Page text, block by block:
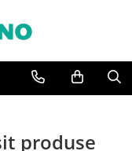
produse